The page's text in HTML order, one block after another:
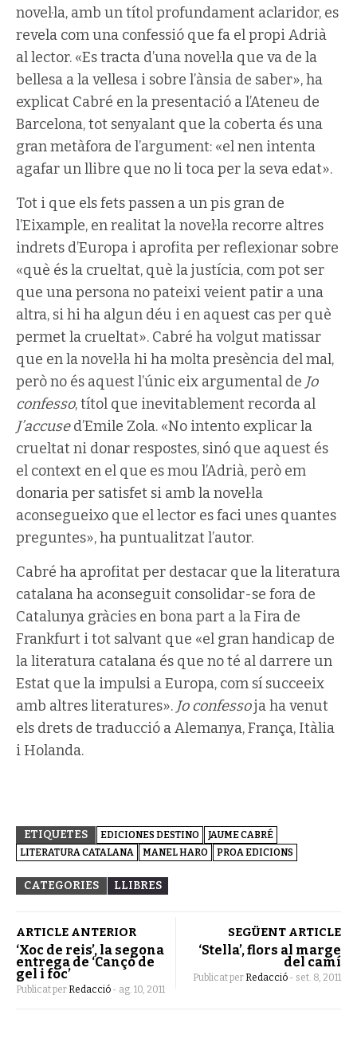
novel·la, amb un títol profundament aclaridor, es
revela com una confessió que fa el propi Adrià
al lector. «Es tracta d’una novel·la que va de la
bellesa a la vellesa i sobre l’ànsia de saber», ha
explicat Cabré en la presentació a l’Ateneu de
Barcelona, tot senyalant que la coberta és una
gran metàfora de l’argument: «el nen intenta
agafar un llibre que no li toca per la seva edat».
Tot i que els fets passen a un pis gran de
l’Eixample, en realitat la novel·la recorre altres
indrets d’Europa i aprofita per reflexionar sobre
«què és la crueltat, què la justícia, com pot ser
que una persona no pateixi veient patir a una
altra, si hi ha algun déu i en aquest cas per què
permet la crueltat». Cabré ha volgut matissar
que en la novel·la hi ha molta presència del mal,
però no és aquest l’únic eix argumental de Jo
confesso, títol que inevitablement recorda al
J’accused’Emile Zola. «No intento explicar la
crueltat ni donar respostes, sinó que aquest és
el context en el que es mou l’Adrià, però em
donaria per satisfet si amb la novel·la
aconsegueixo que el lector es faci unes quantes
preguntes», ha puntualitzat l’autor.
Cabré ha aprofitat per destacar que la literatura
catalana ha aconseguit consolidar-se fora de
Catalunya gràcies en bona part a la Fira de
Frankfurt i tot salvant que «el gran handicap de
la literatura catalana és que no té al darrere un
Estat que la impulsi a Europa, com sí succeeix
amb altres literatures». Jo confessoja ha venut
els drets de traducció a Alemanya, França, Itàlia
i Holanda.
ETIQUETES EDICIONES DESTINO
JAUME CABRÉ
LITERATURA CATALANA
MANEL HARO PROA EDICIONS
CATEGORIES LLIBRES
ARTICLE ANTERIOR
‘Xoc de reis’, la segona
entrega de ‘Cançó de
gel i foc’
Publicat per Redacció - ag. 10, 2011
SEGÜENT ARTICLE
‘Stella’, flors al marge
del camí
Publicat per Redacció - set. 8, 2011